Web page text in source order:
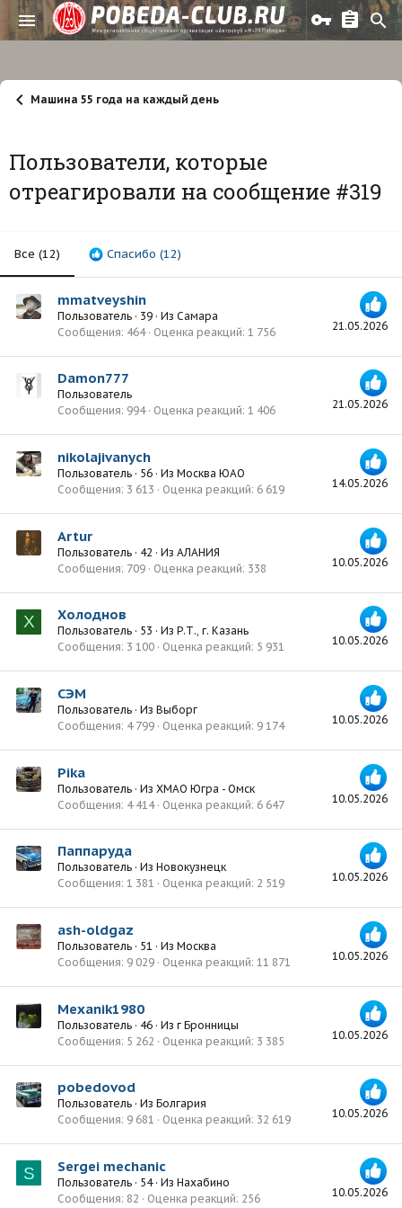
Машина 55 года на каждый день
Пользователи, которые
отреагировали на сообщение #319
Все (12) Спасибо (12)
21.05.2026
mmatveyshin
Пользователь · 39 · Из Самара
Сообщения 464 Оценка реакций 1 756
21.05.2026
Damon777
Пользователь
Сообщения 994 Оценка реакций 1 406
14.05.2026
nikolajivanych
Пользователь · 56 · Из Москва ЮАО
Сообщения 3 613 Оценка реакций 6 619
10.05.2026
Artur
Пользователь · 42 · Из АЛАНИЯ
Сообщения 709 Оценка реакций 338
Х
10.05.2026
Холоднов
Пользователь · 53 · Из Р.Т., г. Казань
Сообщения 3 100 Оценка реакций 5 931
10.05.2026
СЭМ
Пользователь · Из Выборг
Сообщения 4 799 Оценка реакций 9 174
10.05.2026
Pika
Пользователь · Из ХМАО Югра - Омск
Сообщения 4 414 Оценка реакций 6 647
10.05.2026
Паппаруда
Пользователь · Из Новокузнецк
Сообщения 1 381 Оценка реакций 2 519
10.05.2026
ash-oldgaz
Пользователь · 51 · Из Москва
Сообщения 9 029 Оценка реакций 11 871
10.05.2026
Mexanik1980
Пользователь · 46 · Из г Бронницы
Сообщения 5 262 Оценка реакций 3 385
10.05.2026
pobedovod
Пользователь · Из Болгария
Сообщения 9 681 Оценка реакций 32 619
S
10.05.2026
Sergei mechanic
Пользователь · 54 · Из Нахабино
Сообщения 82 Оценка реакций 256